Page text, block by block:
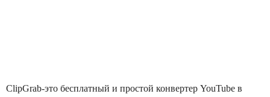
ClipGrab-это бесплатный и простой конвертер YouTube в